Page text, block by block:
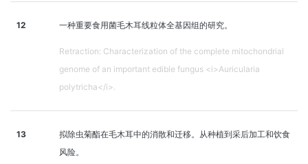
12 一种重要食用菌毛木耳线粒体全基因组的研究。
Retraction: Characterization of the complete mitochondrial
genome of an important edible fungus <i>Auricularia
polytricha</i>.
13
拟除虫菊酯在毛木耳中的消散和迁移。从种植到采后加工和饮食
风险。